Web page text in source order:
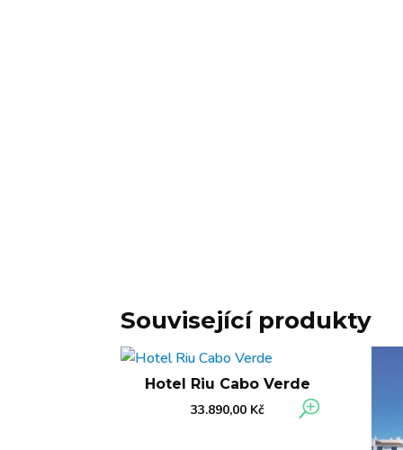
Související produkty
Hotel Riu Cabo Verde
33.890,00 Kč